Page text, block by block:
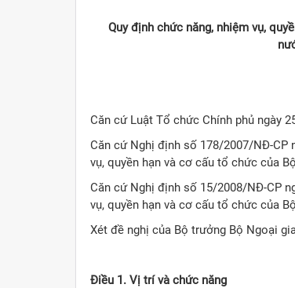
Quy định chức năng, nhiệm vụ,
Căn cứ Luật Tổ chức Chính phủ ngày
Căn cứ Nghị định số 178/2007/NĐ-CP
vụ, quyền hạn và cơ cấu tổ chức của
Căn cứ Nghị định số 15/2008/NĐ-CP
vụ, quyền hạn và cơ cấu tổ chức của
Xét đề nghị của Bộ trưởng Bộ Ngoại
Điều 1. Vị trí và chức năng